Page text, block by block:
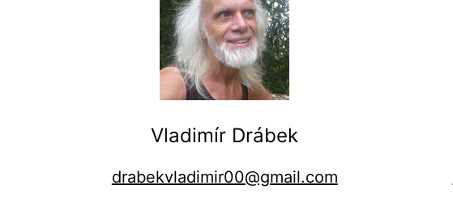
Vladimír Drábek
drabekvladimir00@gmail.com